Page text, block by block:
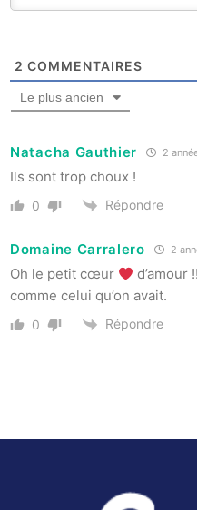
2 COMMENTAIRES
Le plus ancien
Natacha Gauthier 2
Ils sont trop choux !
0 Répondre
Domaine Carralero 2
Oh le petit cœur
comme celui qu’on avait.
0 Répondre